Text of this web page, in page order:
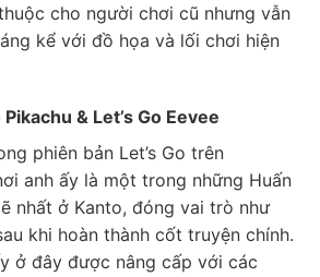
cho người chơi cũ nhưng vẫn
kể với đồ họa và lối chơi hiện
& Let’s Go Eevee
phiên bản Let’s Go trên
anh ấy là một trong những Huấn
nhất ở Kanto, đóng vai trò như
khi hoàn thành cốt truyện chính.
ở đây được nâng cấp với các